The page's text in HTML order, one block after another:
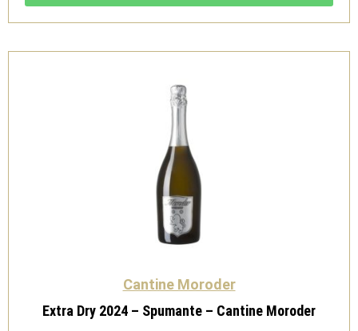
Moroder
Cantine Moroder
Extra Dry 2024 – Spumante – Cantine Moroder